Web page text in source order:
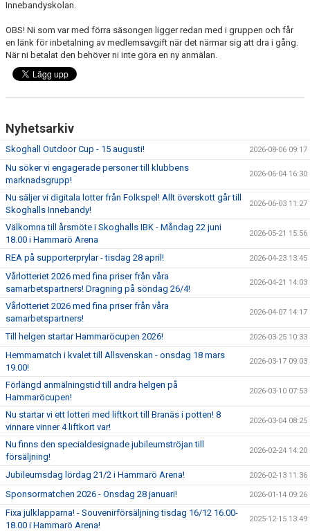
Innebandyskolan.
OBS! Ni som var med förra säsongen ligger redan med i gruppen och får
en länk för inbetalning av medlemsavgift när det närmar sig att dra i gång.
När ni betalat den behöver ni inte göra en ny anmälan.
Nyhetsarkiv
Skoghall Outdoor Cup - 15 augusti! 2026-08-06 09:17
Nu söker vi engagerade personer till klubbens
marknadsgrupp!
2026-06-04 16:30
Nu säljer vi digitala lotter från Folkspel! Allt överskott går till
Skoghalls Innebandy!
2026-06-03 11:27
Välkomna till årsmöte i Skoghalls IBK - Måndag 22 juni
18.00 i Hammarö Arena
2026-05-21 15:56
REA på supporterprylar - tisdag 28 april! 2026-04-23 13:45
Vårlotteriet 2026 med fina priser från våra
samarbetspartners! Dragning på söndag 26/4!
2026-04-21 14:03
Vårlotteriet 2026 med fina priser från våra
samarbetspartners!
2026-04-07 14:17
Till helgen startar Hammaröcupen 2026! 2026-03-25 10:33
Hemmamatch i kvalet till Allsvenskan - onsdag 18 mars
19.00!
2026-03-17 09:03
Förlängd anmälningstid till andra helgen på
Hammaröcupen!
2026-03-10 07:53
Nu startar vi ett lotteri med liftkort till Branäs i potten! 8
vinnare vinner 4 liftkort var!
2026-03-04 08:25
Nu finns den specialdesignade jubileumströjan till
försäljning!
2026-02-24 14:20
Jubileumsdag lördag 21/2 i Hammarö Arena! 2026-02-13 11:36
Sponsormatchen 2026 - Onsdag 28 januari! 2026-01-14 09:26
Fixa julklapparna! - Souvenirförsäljning tisdag 16/12 16.00-
18.00 i Hammarö Arena!
2025-12-15 13:49